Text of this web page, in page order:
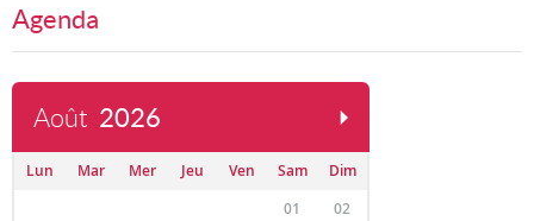
Agenda
Août 2026
Lun Mar Mer Jeu Ven Sam
Dim
01
02